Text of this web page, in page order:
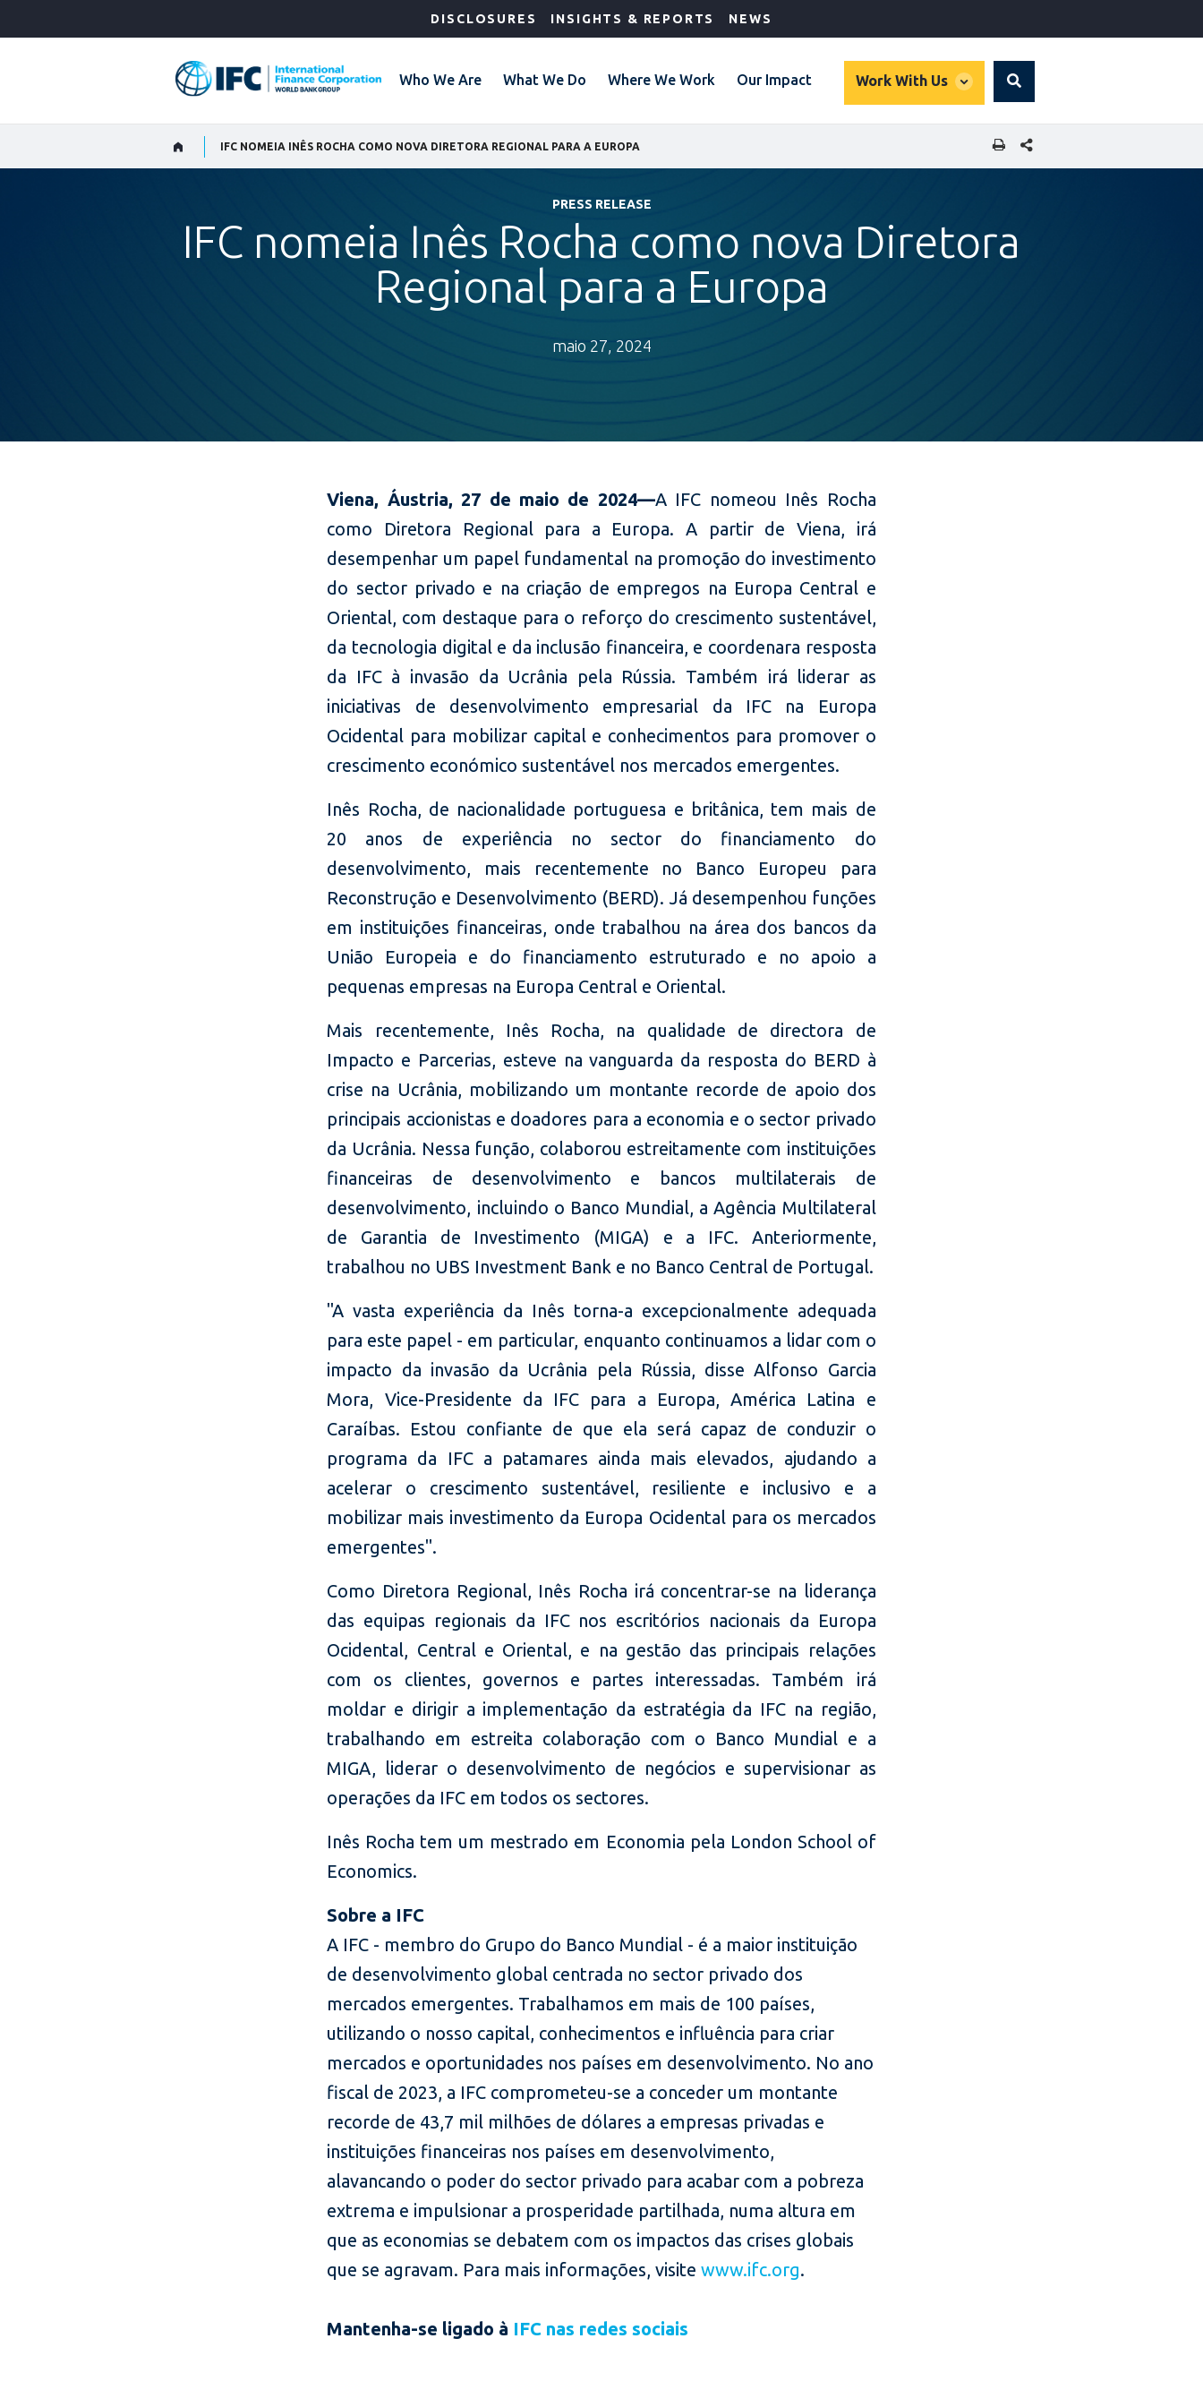
DISCLOSURES INSIGHTS & REPORTS NEWS
Who We Are What We Do Where We Work Our Impact Work With Us
global
Search
IFC NOMEIA INÊS ROCHA COMO NOVA DIRETORA REGIONAL PARA A EUROPA SHARE THIS PAGE
PRESS RELEASE
IFC nomeia Inês Rocha como nova Diretora
Regional para a Europa
maio 27, 2024
Viena, Áustria, 27 de maio de 2024—A IFC nomeou Inês Rocha
como Diretora Regional para a Europa. A partir de Viena, irá
desempenhar um papel fundamental na promoção do investimento
do sector privado e na criação de empregos na Europa Central e
Oriental, com destaque para o reforço do crescimento sustentável,
da tecnologia digital e da inclusão financeira, e coordenara resposta
da IFC à invasão da Ucrânia pela Rússia. Também irá liderar as
iniciativas de desenvolvimento empresarial da IFC na Europa
Ocidental para mobilizar capital e conhecimentos para promover o
crescimento económico sustentável nos mercados emergentes.
Inês Rocha, de nacionalidade portuguesa e britânica, tem mais de
20 anos de experiência no sector do financiamento do
desenvolvimento, mais recentemente no Banco Europeu para
Reconstrução e Desenvolvimento (BERD). Já desempenhou funções
em instituições financeiras, onde trabalhou na área dos bancos da
União Europeia e do financiamento estruturado e no apoio a
pequenas empresas na Europa Central e Oriental.
Mais recentemente, Inês Rocha, na qualidade de directora de
Impacto e Parcerias, esteve na vanguarda da resposta do BERD à
crise na Ucrânia, mobilizando um montante recorde de apoio dos
principais accionistas e doadores para a economia e o sector privado
da Ucrânia. Nessa função, colaborou estreitamente com instituições
financeiras de desenvolvimento e bancos multilaterais de
desenvolvimento, incluindo o Banco Mundial, a Agência Multilateral
de Garantia de Investimento (MIGA) e a IFC. Anteriormente,
trabalhou no UBS Investment Bank e no Banco Central de Portugal.
"A vasta experiência da Inês torna-a excepcionalmente adequada
para este papel - em particular, enquanto continuamos a lidar com o
impacto da invasão da Ucrânia pela Rússia, disse Alfonso Garcia
Mora, Vice-Presidente da IFC para a Europa, América Latina e
Caraíbas. Estou confiante de que ela será capaz de conduzir o
programa da IFC a patamares ainda mais elevados, ajudando a
acelerar o crescimento sustentável, resiliente e inclusivo e a
mobilizar mais investimento da Europa Ocidental para os mercados
emergentes".
Como Diretora Regional, Inês Rocha irá concentrar-se na liderança
das equipas regionais da IFC nos escritórios nacionais da Europa
Ocidental, Central e Oriental, e na gestão das principais relações
com os clientes, governos e partes interessadas. Também irá
moldar e dirigir a implementação da estratégia da IFC na região,
trabalhando em estreita colaboração com o Banco Mundial e a
MIGA, liderar o desenvolvimento de negócios e supervisionar as
operações da IFC em todos os sectores.
Inês Rocha tem um mestrado em Economia pela London School of
Economics.
Sobre a IFC
A IFC - membro do Grupo do Banco Mundial - é a maior instituição
de desenvolvimento global centrada no sector privado dos
mercados emergentes. Trabalhamos em mais de 100 países,
utilizando o nosso capital, conhecimentos e influência para criar
mercados e oportunidades nos países em desenvolvimento. No ano
fiscal de 2023, a IFC comprometeu-se a conceder um montante
recorde de 43,7 mil milhões de dólares a empresas privadas e
instituições financeiras nos países em desenvolvimento,
alavancando o poder do sector privado para acabar com a pobreza
extrema e impulsionar a prosperidade partilhada, numa altura em
que as economias se debatem com os impactos das crises globais
que se agravam. Para mais informações, visitewww.ifc.org.
Mantenha-se ligado à IFC nas redes sociais